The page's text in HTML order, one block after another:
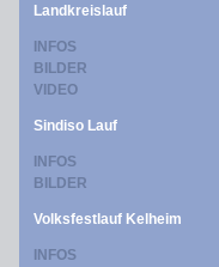
Landkreislauf
INFOS
BILDER
VIDEO
Sindiso Lauf
INFOS
BILDER
Volksfestlauf Kelheim
INFOS